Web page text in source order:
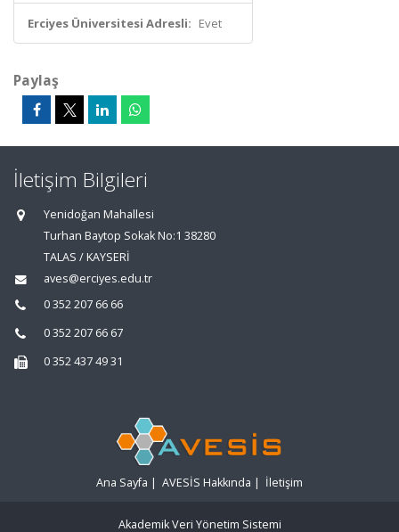
Erciyes Üniversitesi Adresli: Evet
Paylaş
İletişim Bilgileri
Yenidoğan Mahallesi
Turhan Baytop Sokak No:1 38280
TALAS / KAYSERİ
aves@erciyes.edu.tr
0 352 207 66 66
0 352 207 66 67
0 352 437 49 31
Ana Sayfa | AVESİS Hakkında | İletişim
Akademik Veri Yönetim Sistemi